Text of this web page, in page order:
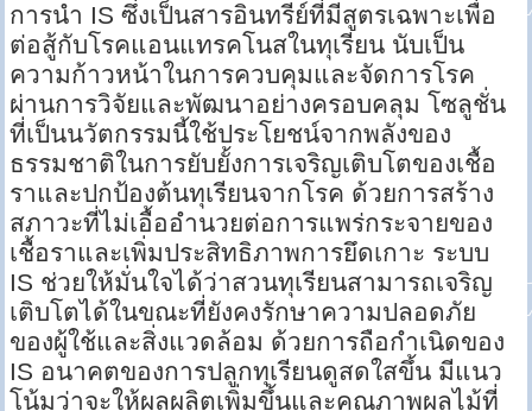
การนำ IS ซึ่งเป็นสารอินทรีย์ที่มีสูตรเฉพาะเพื่อ
ต่อสู้กับโรคแอนแทรคโนสในทุเรียน นับเป็น
ความก้าวหน้าในการควบคุมและจัดการโรค
ผ่านการวิจัยและพัฒนาอย่างครอบคลุม โซลูชั่น
ที่เป็นนวัตกรรมนี้ใช้ประโยชน์จากพลังของ
ธรรมชาติในการยับยั้งการเจริญเติบโตของเชื้อ
ราและปกป้องต้นทุเรียนจากโรค ด้วยการสร้าง
สภาวะที่ไม่เอื้ออำนวยต่อการแพร่กระจายของ
เชื้อราและเพิ่มประสิทธิภาพการยึดเกาะ ระบบ
IS ช่วยให้มั่นใจได้ว่าสวนทุเรียนสามารถเจริญ
เติบโตได้ในขณะที่ยังคงรักษาความปลอดภัย
ของผู้ใช้และสิ่งแวดล้อม ด้วยการถือกำเนิดของ
IS อนาคตของการปลูกทุเรียนดูสดใสขึ้น มีแนว
โน้มว่าจะให้ผลผลิตเพิ่มขึ้นและคุณภาพผลไม้ที่